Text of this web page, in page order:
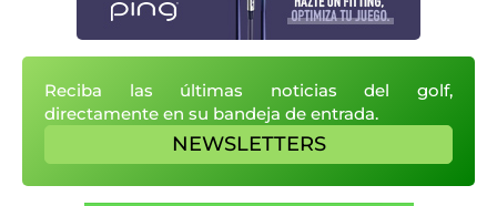
Reciba las últimas noticias del golf,
directamente en su bandeja de entrada.
NEWSLETTERS